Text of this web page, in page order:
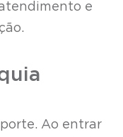
e
Ao entrar